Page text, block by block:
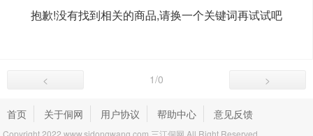
抱歉!没有找到相关的商品,请换一个关键词再试试吧
< >
1/0
首页 关于侗网 用户协议 帮助中心 意见反馈